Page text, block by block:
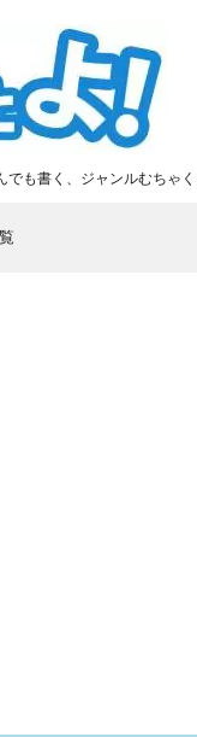
でも書く、ジャンルむちゃ